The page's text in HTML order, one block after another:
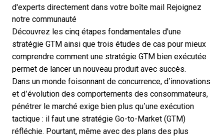
d'experts directement dans votre boîte mail
Rejoignez
notre communauté
Découvrez les cinq étapes fondamentales d'une
stratégie GTM ainsi que trois études de cas pour mieux
comprendre comment une stratégie GTM bien exécutée
permet de lancer un nouveau produit avec succès.
Dans un monde foisonnant de concurrence, d’innovations
et d’évolution des comportements des consommateurs,
pénétrer le marché exige bien plus qu’une exécution
tactique : il faut une stratégie Go-to-Market (GTM)
réfléchie. Pourtant, même avec des plans des plus